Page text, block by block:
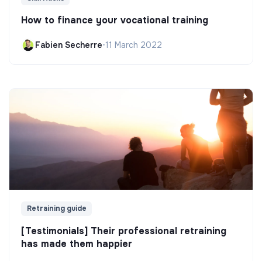
How to finance your vocational training
Fabien Secherre•11 March 2022
Retraining guide
[Testimonials] Their professional retraining
has made them happier